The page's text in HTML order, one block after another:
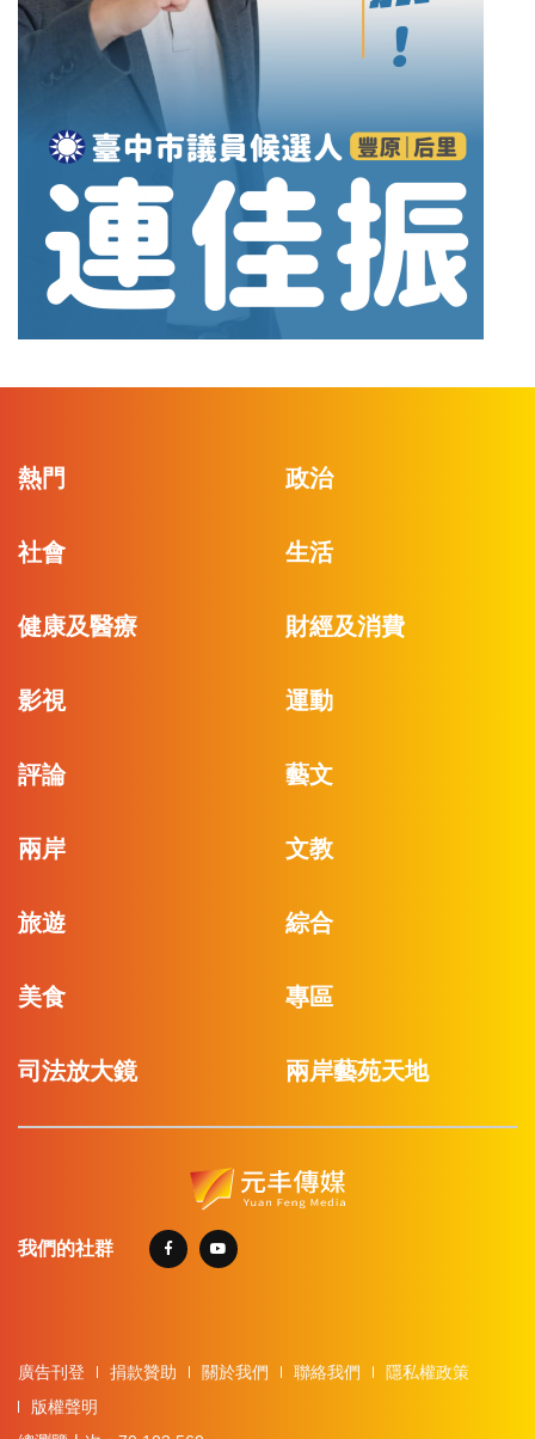
熱門 政治
社會 生活
健康及醫療 財經及消費
影視 運動
評論 藝文
兩岸 文教
旅遊 綜合
美食 專區
司法放大鏡 兩岸藝苑天地
我們的社群
廣告刊登 捐款贊助 關於我們 聯絡我們
隱私權政策
版權聲明